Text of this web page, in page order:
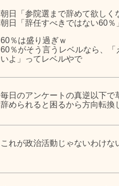
朝日「参院選まで辞めて欲しく
朝日「辞任すべきではない60％
60％は盛り過ぎｗ
60％がそう言うレベルなら、
いよ」ってレベルやで
毎日のアンケートの真逆以下で
辞められると困るから方向転換
これが政治活動じゃないわけな